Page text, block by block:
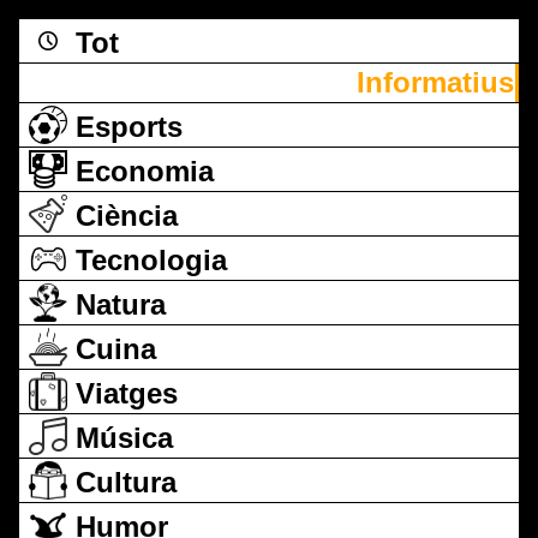
Tot
Informatius
Esports
Economia
Ciència
Tecnologia
Natura
Cuina
Viatges
Música
Cultura
Humor